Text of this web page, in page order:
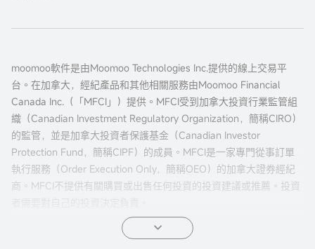
moomoo軟件是由Moomoo Technologies Inc.提供的線上交易平
台。在加拿大，經紀產品和其他相關服務由Moomoo Financial
Canada Inc.（「MFCI」）提供。MFCI受到加拿大投資行業監管組
織（Canadian Investment Regulatory Organization，簡稱CIRO）
的監管，並是加拿大投資者保護基金（Canadian Investor
Protection Fund，簡稱CIPF）的成員。MFCI是一家專門從事訂單
執行服務（Order Execution Only，簡稱OEO）的加拿大證券經紀
商。MFCI不提供有關購買或出售任何投資的投資建議或推薦。投資
所有投資都涉及風險，包括可能的本金損失。過往的證券、市場或